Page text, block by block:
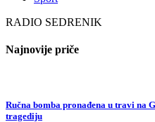
RADIO SEDRENIK
Najnovije priče
Ručna bomba pronađena u travi
tragediju